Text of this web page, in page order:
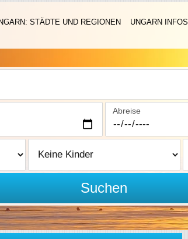
STÄDTE UND REGIONEN
UNGARN INFOS
Abreise
Suchen